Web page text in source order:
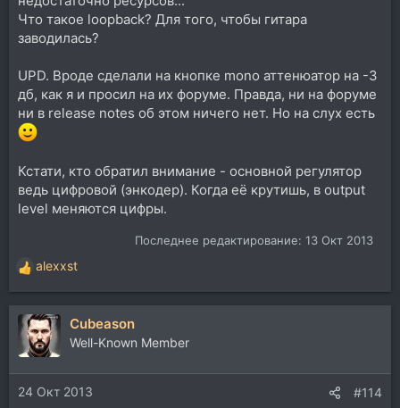
Что такое loopback? Для того, чтобы гитара
заводилась?
UPD. Вроде сделали на кнопке mono аттенюатор на -3
дб, как я и просил на их форуме. Правда, ни на форуме
ни в release notes об этом ничего нет. Но на слух есть
Кстати, кто обратил внимание - основной регулятор
ведь цифровой (энкодер). Когда её крутишь, в output
level меняются цифры.
Последнее редактирование: 13 Окт 2013
Р
е
а
к
ц
и
и
:
alexxst
Cubeason
Well-Known Member
24 Окт 2013 #114